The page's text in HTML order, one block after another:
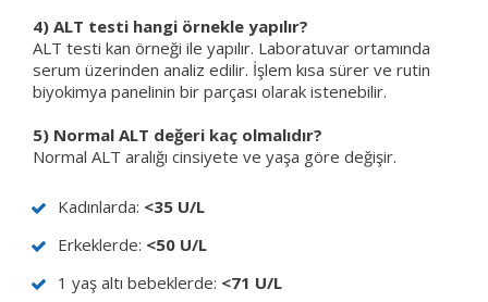
4) ALT testi hangi örnekle yapılır?
ALT testi kan örneği ile yapılır. Laboratuvar ortamında
serum üzerinden analiz edilir. İşlem kısa sürer ve rutin
biyokimya panelinin bir parçası olarak istenebilir.
5) Normal ALT değeri kaç olmalıdır?
Normal ALT aralığı cinsiyete ve yaşa göre değişir.
Kadınlarda: <35 U/L
Erkeklerde: <50 U/L
1 yaş altı bebeklerde: <71 U/L